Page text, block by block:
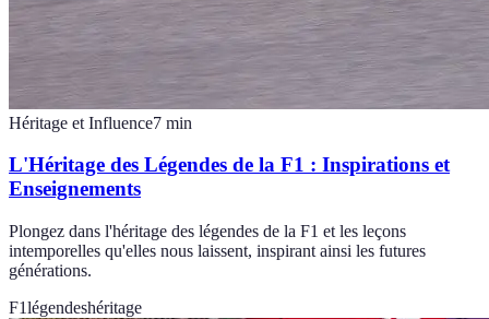
Héritage et Influence7 min
L'Héritage des Légendes de la F1 : Inspirations et
Enseignements
Plongez dans l'héritage des légendes de la F1 et les leçons
intemporelles qu'elles nous laissent, inspirant ainsi les futures
générations.
F1légendeshéritage